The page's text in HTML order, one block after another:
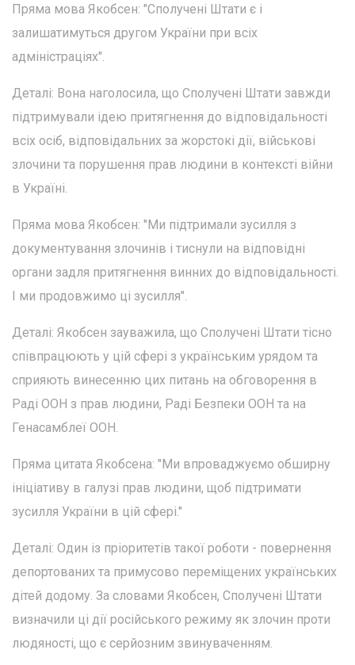
Пряма мова Якобсен: "Сполучені Штати є і
залишатимуться другом України при всіх
адміністраціях".
Деталі: Вона наголосила, що Сполучені Штати завжди
підтримували ідею притягнення до відповідальності
всіх осіб, відповідальних за жорстокі дії, військові
злочини та порушення прав людини в контексті війни
в Україні.
Пряма мова Якобсен: "Ми підтримали зусилля з
документування злочинів і тиснули на відповідні
органи задля притягнення винних до відповідальності.
І ми продовжимо ці зусилля".
Деталі: Якобсен зауважила, що Сполучені Штати тісно
співпрацюють у цій сфері з українським урядом та
сприяють винесенню цих питань на обговорення в
Раді ООН з прав людини, Раді Безпеки ООН та на
Генасамблеї ООН.
Пряма цитата Якобсена: "Ми впроваджуємо обширну
ініціативу в галузі прав людини, щоб підтримати
зусилля України в цій сфері."
Деталі: Один із пріоритетів такої роботи - повернення
депортованих та примусово переміщених українських
дітей додому. За словами Якобсен, Сполучені Штати
визначили ці дії російського режиму як злочин проти
людяності, що є серйозним звинуваченням.